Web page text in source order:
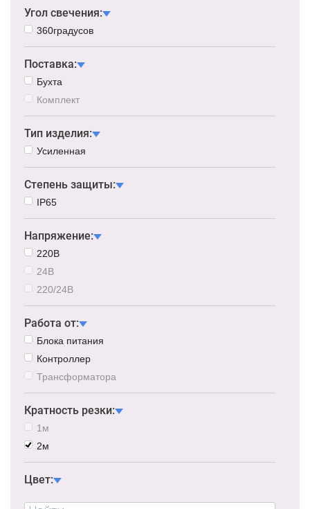
Угол свечения:
360градусов
Поставка:
Бухта
Комплект
Тип изделия:
Усиленная
Степень защиты:
IP65
Напряжение:
220В
24В
220/24В
Работа от:
Блока питания
Контроллер
Трансформатора
Кратность резки:
1м
2м
Цвет: